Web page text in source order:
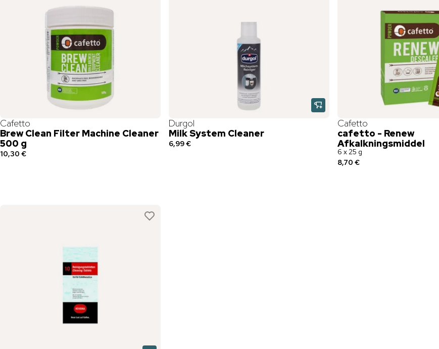
Cafetto
Brew Clean Filter Machine Cleaner
500 g
10,30 €
Durgol
Milk System Cleaner
6,99 €
Cafetto
cafetto - Renew
Afkalkningsmiddel
6 x 25 g
8,70 €